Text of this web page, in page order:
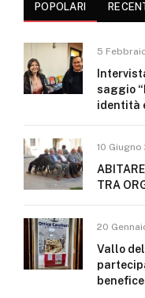
POPOLARI
5
saggio
identità
10 Giugno
TRA
20
Vallo